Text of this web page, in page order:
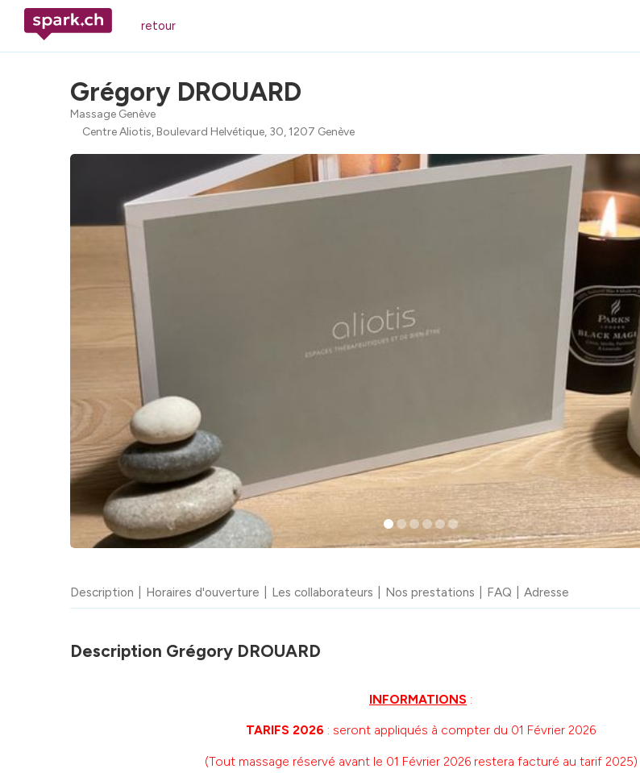
retour
Grégory DROUARD
Massage Genève
Centre Aliotis, Boulevard Helvétique, 30, 1207 Genève
Description Horaires d'ouverture Les collaborateurs Nos prestations FAQ Adresse
Description Grégory DROUARD
INFORMATIONS :
TARIFS 2026 : seront appliqués à compter du 01 Février 2026
(Tout massage réservé avant le 01 Février 2026 restera facturé au tarif 2025)